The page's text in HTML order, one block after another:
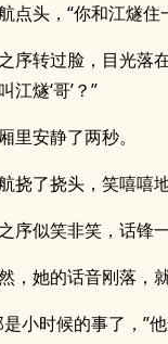
点头，“你和江燧住
序转过脸，目光落
江燧‘哥’？”
里安静了两秒。
挠了挠头，笑嘻嘻
序似笑非笑，话锋
，她的话音刚落，
是小时候的事了，”